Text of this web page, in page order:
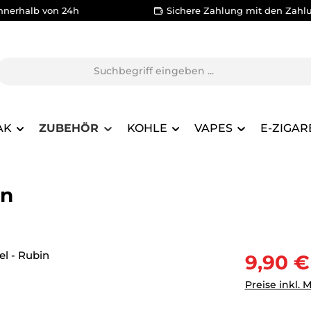
von 24h Sichere Zahlung mit den
ZUBEHÖR KOHLE VAPES E-
9,90 €
Preise inkl.